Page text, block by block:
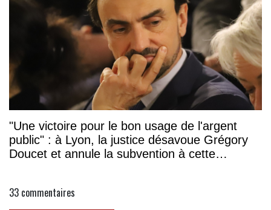
"Une victoire pour le bon usage de l'argent
public" : à Lyon, la justice désavoue Grégory
Doucet et annule la subvention à cette
33 commentaires